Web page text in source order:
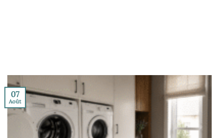
07
Août